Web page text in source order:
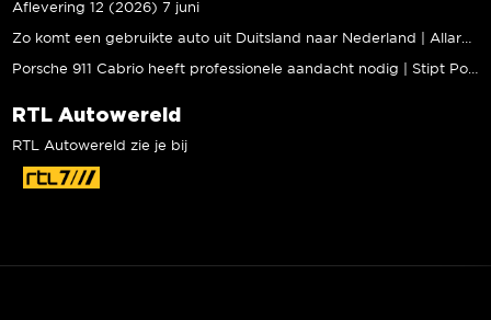
Aflevering 12 (2026) 7 juni
RTL Autowereld
RTL Autowereld zie je bij